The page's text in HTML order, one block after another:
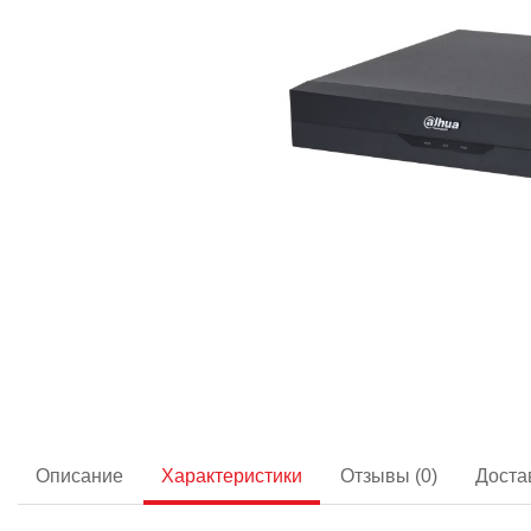
Описание Характеристики Отзывы (0)